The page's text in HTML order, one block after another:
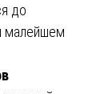
до
малейшем